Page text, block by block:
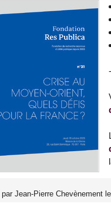
par Jean-Pierre Chevènement